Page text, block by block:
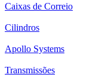
Caixas de Correio
Cilindros
Apollo Systems
Transmissões